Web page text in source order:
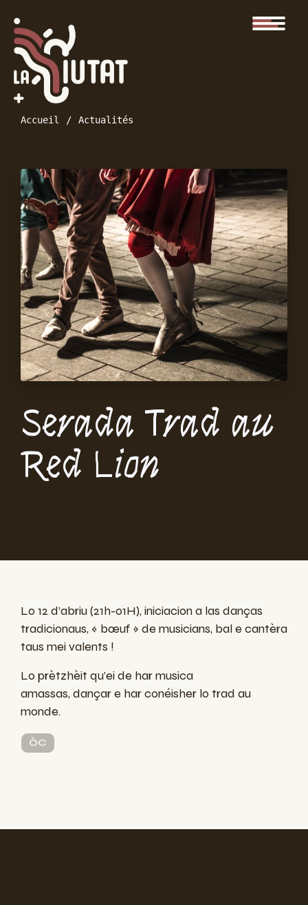
Accueil Actualités
Serada Trad au
Red Lion
Lo 12 d’abriu (21h-01H), iniciacion a las danças
tradicionaus, « bœuf » de musicians, bal e cantèra
taus meivalents !
Lo prètzhèit qu’ei de har musica
amassas, dançar e har conéisher lo trad au
monde.
ÒC